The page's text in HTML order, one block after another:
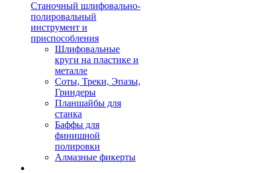
Станочный шлифовально-
полировальный
инструмент и
приспособления
Шлифовальные
круги на пластике и
металле
Соты, Треки, Эпазы,
Гриндеры
Планшайбы для
станка
Баффы для
финишной
полировки
Алмазные фикерты